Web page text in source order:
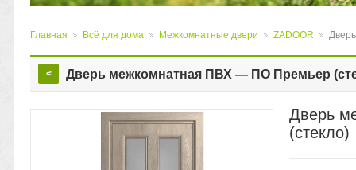
Главная Всё для дома Межкомнатные двери ZADOOR
< Дверь межкомнатная ПВХ — ПО Премьер
Дверь
(стекло)